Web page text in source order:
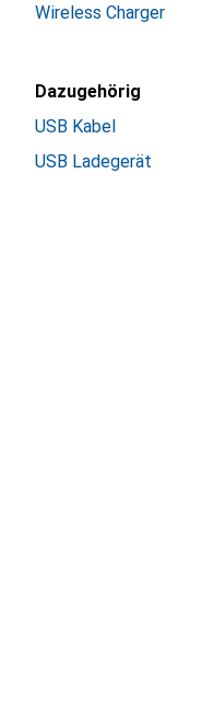
Wireless Charger
Dazugehörig
USB Kabel
USB Ladegerät